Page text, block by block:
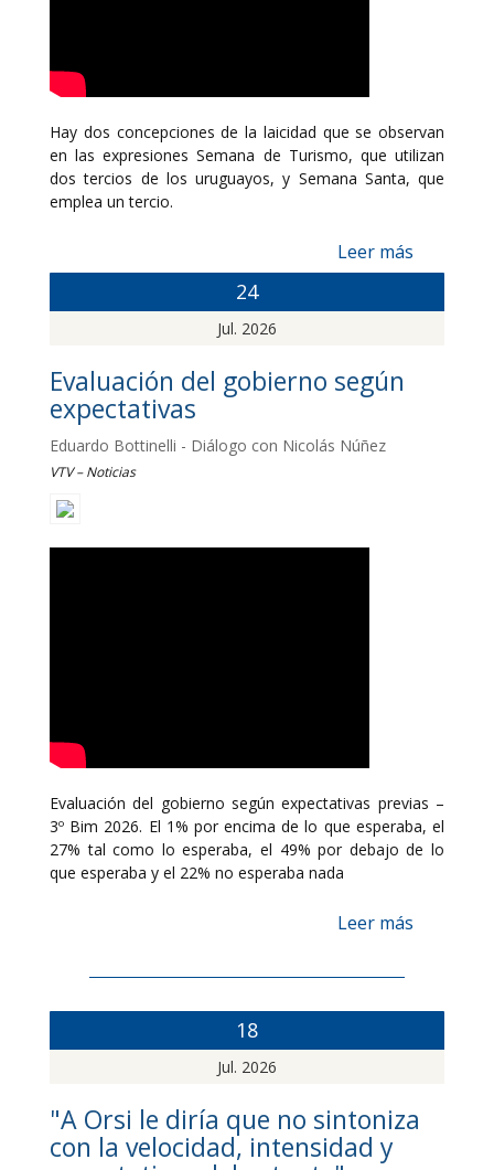
Hay dos concepciones de la laicidad que se observan
en las expresiones Semana de Turismo, que utilizan
dos tercios de los uruguayos, y Semana Santa, que
emplea un tercio.
Leer más
24
Jul. 2026
Evaluación del gobierno según
expectativas
Eduardo Bottinelli - Diálogo con Nicolás Núñez
VTV – Noticias
Evaluación del gobierno según expectativas previas –
3º Bim 2026. El 1% por encima de lo que esperaba, el
27% tal como lo esperaba, el 49% por debajo de lo
que esperaba y el 22% no esperaba nada
Leer más
18
Jul. 2026
"A Orsi le diría que no sintoniza
con la velocidad, intensidad y